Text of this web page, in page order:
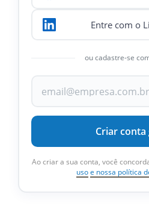
Entre com o
ou cadastre-se
Criar conta
Ao criar a sua conta, você
uso e nossa política